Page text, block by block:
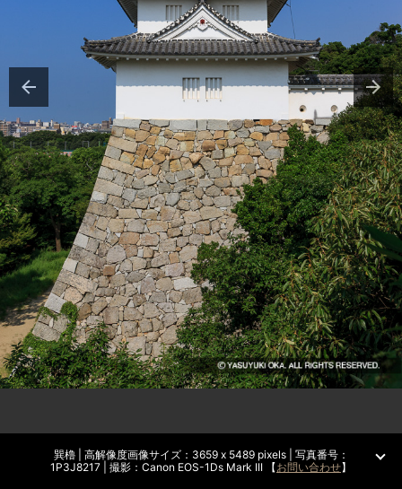
巽櫓 | 高解像度画像サイズ：3659 x 5489 pixels | 写真番号：
1P3J8217 | 撮影：Canon EOS-1Ds Mark III 【お問い合わせ】